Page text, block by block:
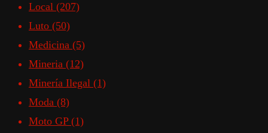
Local (207)
Luto (50)
Medicina (5)
Mineria (12)
Minería Ilegal (1)
Moda (8)
Moto GP (1)